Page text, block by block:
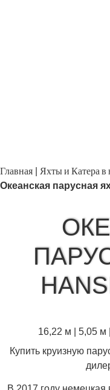
Главная Яхты и Катера в
Океанская парусная
16,22 м | 5,05 м
Купить круизную